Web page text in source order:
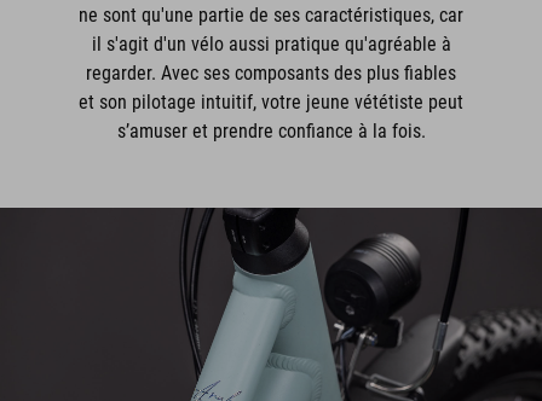
ne sont qu'une partie de ses caractéristiques, car
il s'agit d'un vélo aussi pratique qu'agréable à
regarder. Avec ses composants des plus fiables
et son pilotage intuitif, votre jeune vététiste peut
s’amuser et prendre confiance à la fois.